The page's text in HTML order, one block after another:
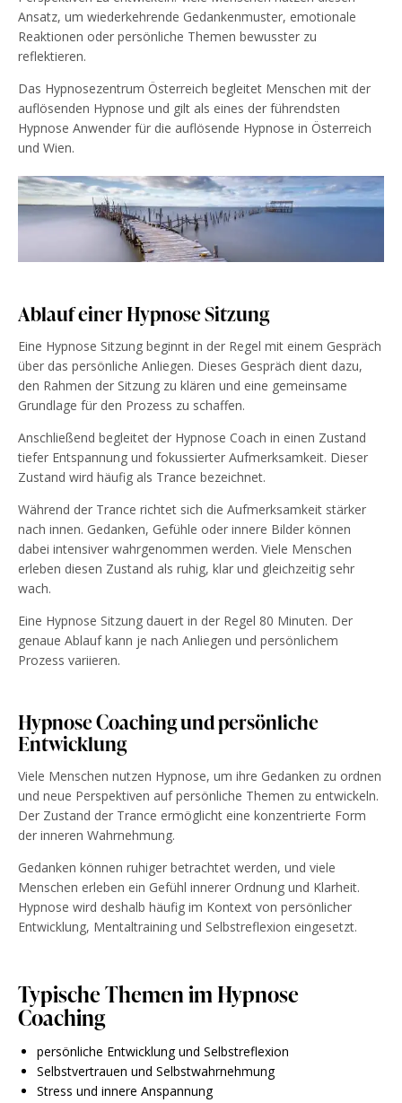
Ansatz, um wiederkehrende Gedankenmuster, emotionale
Reaktionen oder persönliche Themen bewusster zu
reflektieren.
Das Hypnosezentrum Österreich begleitet Menschen mit der
auflösenden Hypnose und gilt als eines der führendsten
Hypnose Anwender für die auflösende Hypnose in Österreich
und Wien.
Ablauf einer Hypnose Sitzung
Eine Hypnose Sitzung beginnt in der Regel mit einem Gespräch
über das persönliche Anliegen. Dieses Gespräch dient dazu,
den Rahmen der Sitzung zu klären und eine gemeinsame
Grundlage für den Prozess zu schaffen.
Anschließend begleitet der Hypnose Coach in einen Zustand
tiefer Entspannung und fokussierter Aufmerksamkeit. Dieser
Zustand wird häufig als Trance bezeichnet.
Während der Trance richtet sich die Aufmerksamkeit stärker
nach innen. Gedanken, Gefühle oder innere Bilder können
dabei intensiver wahrgenommen werden. Viele Menschen
erleben diesen Zustand als ruhig, klar und gleichzeitig sehr
wach.
Eine Hypnose Sitzung dauert in der Regel 80 Minuten. Der
genaue Ablauf kann je nach Anliegen und persönlichem
Prozess variieren.
Hypnose Coaching und persönliche
Entwicklung
Viele Menschen nutzen Hypnose, um ihre Gedanken zu ordnen
und neue Perspektiven auf persönliche Themen zu entwickeln.
Der Zustand der Trance ermöglicht eine konzentrierte Form
der inneren Wahrnehmung.
Gedanken können ruhiger betrachtet werden, und viele
Menschen erleben ein Gefühl innerer Ordnung und Klarheit.
Hypnose wird deshalb häufig im Kontext von persönlicher
Entwicklung, Mentaltraining und Selbstreflexion eingesetzt.
Typische Themen im Hypnose
Coaching
persönliche Entwicklung und Selbstreflexion
Selbstvertrauen und Selbstwahrnehmung
Stress und innere Anspannung